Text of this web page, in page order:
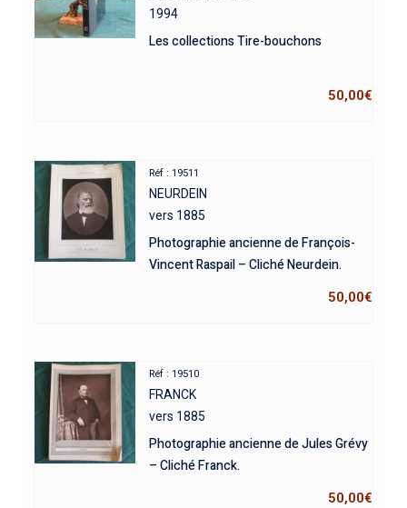
1994
Les collections Tire-bouchons
50,00€
Réf : 19511
NEURDEIN
vers 1885
Photographie ancienne de François-
Vincent Raspail – Cliché Neurdein.
50,00€
Réf : 19510
FRANCK
vers 1885
Photographie ancienne de Jules Grévy
– Cliché Franck.
50,00€